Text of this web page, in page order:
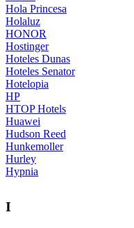
Hola Princesa
Holaluz
HONOR
Hostinger
Hoteles Dunas
Hoteles Senator
Hotelopia
HP
HTOP Hotels
Huawei
Hudson Reed
Hunkemoller
Hurley
Hypnia
I